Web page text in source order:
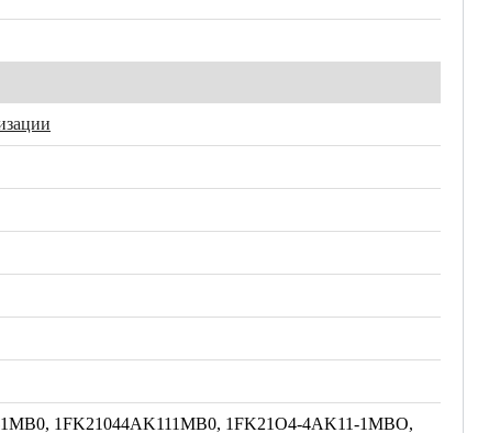
1FK21044AK111MB0, 1FK21O4-4AK11-1MBO,